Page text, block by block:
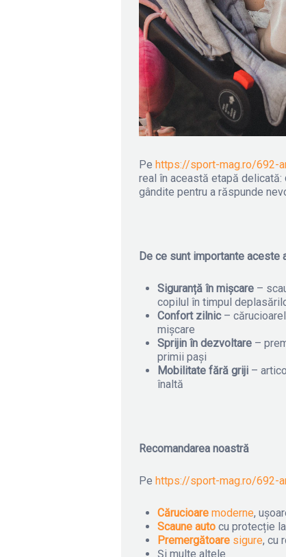
Pe https://sport-mag.ro/692-
real în această etapă delicată:
gândite pentru a răspunde
De ce sunt importante aceste
Siguranță în mișcare –
copilul în timpul
Confort zilnic–
mișcare
Sprijin în dezvoltare –
primii pași
Mobilitate fără griji –
înaltă
Recomandarea noastră
Pe https://sport-mag.ro/692-
Cărucioare moderne,
Scaune auto cu protecție
Premergătoare sigure, cu
Și multe altele